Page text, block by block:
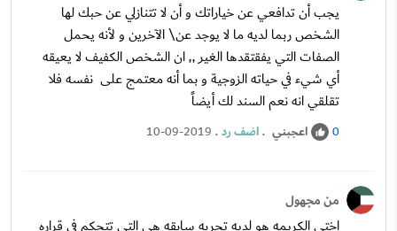
يجب أن تدافعي عن خياراتك و أن لا تتنازلي عن حبك لها
الشخص ربما لديه ما لا يوجد عن\ الآخرين و لأنه يحمل
الصفات التي يفقتقدها الغير ,, ان الشخص الكفيف لا يعيقه
أي شيء في حياته الزوجية و بما أنه معتمج على نفسه فلا
تقلقي انه نعم السند لك أيضاً
0 اعجبني .اضف رد.
10-09-2019
من مجهول
اختي الكريمه هو لديه تجربه سابقه هي التي تتحكم في قراره